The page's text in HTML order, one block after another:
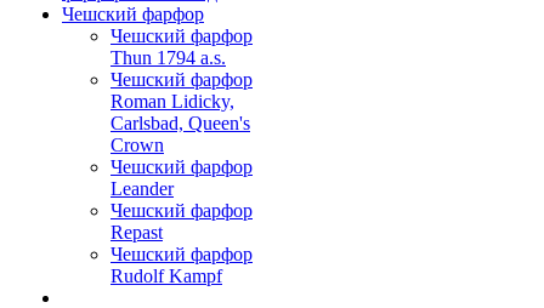
Чешский фарфор
Чешский фарфор
Thun 1794 a.s.
Чешский фарфор
Roman Lidicky,
Carlsbad, Queen's
Crown
Чешский фарфор
Leander
Чешский фарфор
Repast
Чешский фарфор
Rudolf Kampf